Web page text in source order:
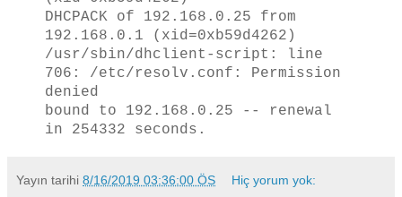
DHCPACK of 192.168.0.25 from
192.168.0.1 (xid=0xb59d4262)
/usr/sbin/dhclient-script: line
706: /etc/resolv.conf: Permission
denied
bound to 192.168.0.25 -- renewal
in 254332 seconds.
Yayın tarihi 8/16/2019 03:36:00 ÖS Hiç yorum yok: